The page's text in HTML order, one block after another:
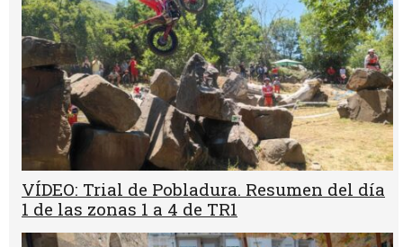
VÍDEO: Trial de Pobladura. Resumen del día
1 de las zonas 1 a 4 de TR1